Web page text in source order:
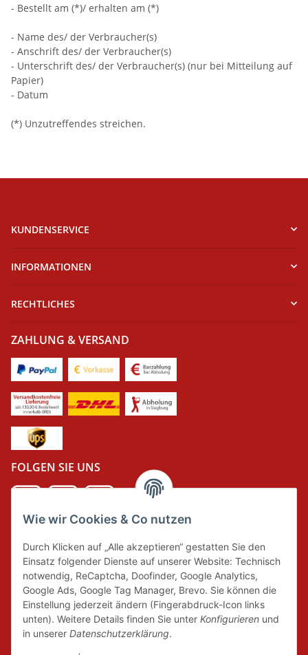
Wie wir Cookies & Co nutzen
Durch Klicken auf „Alle akzeptieren“ gestatten Sie den
Einsatz folgender Dienste auf unserer Website: Technisch
notwendig, ReCaptcha, Doofinder, Google Analytics,
Google Ads, Google Tag Manager, Brevo. Sie können die
Einstellung jederzeit ändern (Fingerabdruck-Icon links
unten). Weitere Details finden Sie unter Konfigurieren und
in unserer Datenschutzerklärung.
- Bestellt am (*)/ erhalten am (*)
- Name des/ der Verbraucher(s)
- Anschrift des/ der Verbraucher(s)
- Unterschrift des/ der Verbraucher(s) (nur bei Mitteilung auf
Papier)
- Datum
(*) Unzutreffendes streichen.
KUNDENSERVICE
INFORMATIONEN
RECHTLICHES
ZAHLUNG & VERSAND
FOLGEN SIE UNS
Wir tragen Verantwortung und erfüllen unsere
Pflichten zur Systembeteiligung nach dem
Verpackungsgesetz.
FAIRCOMMERCE